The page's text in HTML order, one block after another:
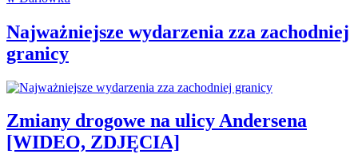
Najważniejsze wydarzenia zza zachodniej
granicy
Zmiany drogowe na ulicy Andersena
[WIDEO, ZDJĘCIA]